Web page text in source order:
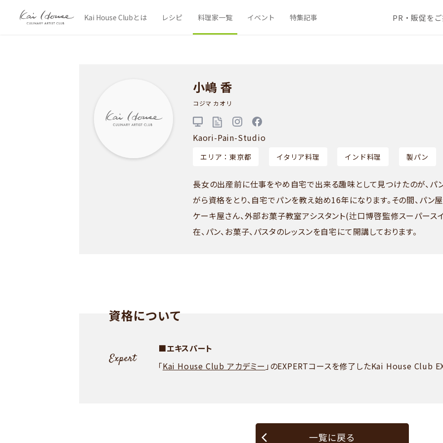
Kai House Clubとは レシピ 料理家一覧 イベント 特集記事 PR・販促を
小嶋 香
コジマ カオリ
Kaori-Pain-Studio
エリア：東京都 イタリア料理 インド料理 製パン
長女の出産前に仕事をやめ自宅で出来る趣味として見つけたのが、パ
がら資格をとり、自宅でパンを教え始め16年になります。その間、パン屋
ケーキ屋さん、外部お菓子教室アシスタント(辻口博啓監修スーパース
在、パン、お菓子、パスタのレッスンを自宅にて開講しております。
資格について
■エキスパート
「Kai House Club アカデミー」のEXPERTコースを修了したKai House Club
一覧に戻る